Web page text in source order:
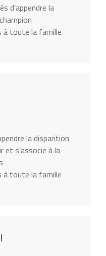
d’appendre la
à toute la famille
la disparition
et s’associe à la
à toute la famille